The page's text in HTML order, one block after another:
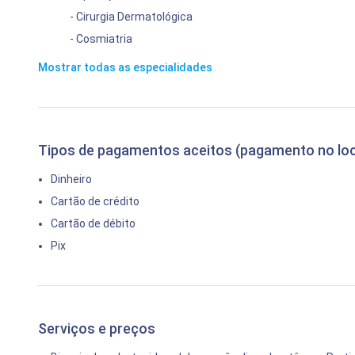
- Cirurgia Dermatológica
- Cosmiatria
Mostrar todas as especialidades
Tipos de pagamentos aceitos (pagamento no
Dinheiro
Cartão de crédito
Cartão de débito
Pix
Serviços e preços